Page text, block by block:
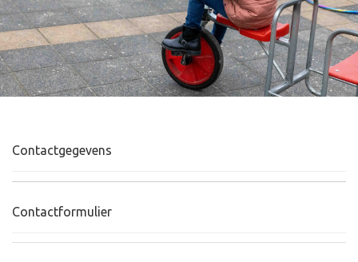
Contactgegevens
Contactformulier